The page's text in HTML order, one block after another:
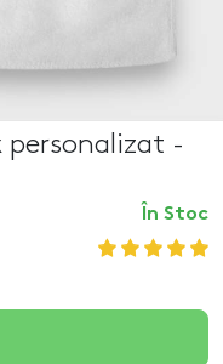
personalizat -
În Stoc